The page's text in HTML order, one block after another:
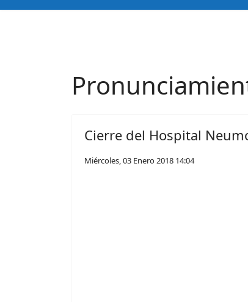
Cierre del Hospital
Miércoles, 03 Enero 2018 14:04